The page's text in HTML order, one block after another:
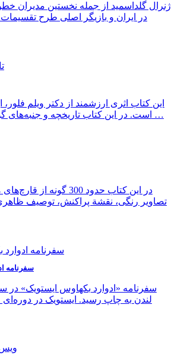
ژنرال گلداسمید از جمله نخستین مدیران
در ایران و بازیگر اصلی طرح
این کتاب اثری ارزشمند از دکتر ویلم
است. در این کتاب تاریخچه و جنبه‌های گوناگون پخت نان در …
در این کتاب حدود 300 گونه
تصاویر رنگی، نقشة پراکنش، توصیف
سفرنامه
لندن به چاپ رسید. ایستویک در دوره‌ای